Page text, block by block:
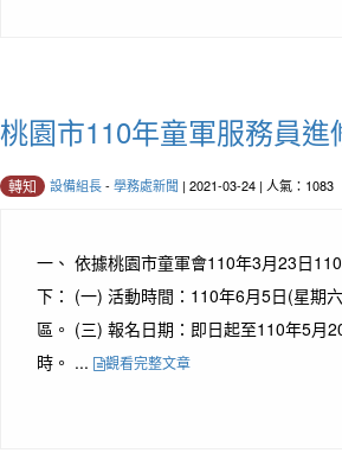
桃園市110年童軍服務員進
轉知 設備組長- 學務處新聞 | 2021-03-24 | 人氣：1083
一、 依據桃園市童軍會110年3月23日
下： (一) 活動時間：110年6月5日(星期
區。 (三) 報名日期：即日起至110年5月
時。 ...
觀看完整文章